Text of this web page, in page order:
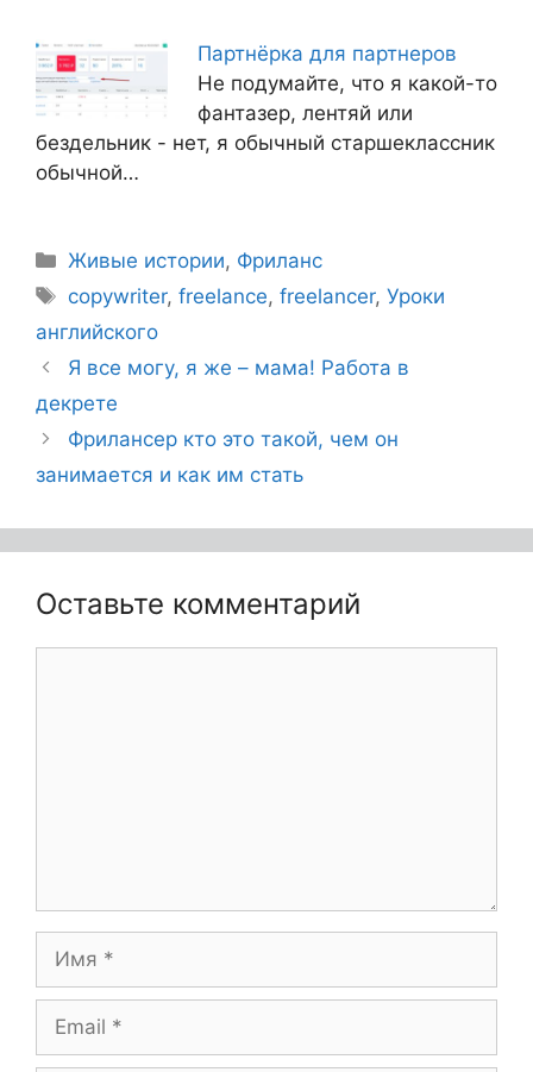
Партнёрка для партнеров
Не подумайте, что я какой-то
фантазер, лентяй или
бездельник - нет, я обычный старшеклассник
обычной…
Живые истории, Фриланс
copywriter,freelance,freelancer,Уроки
английского
Я все могу, я же – мама! Работа в
декрете
Фрилансер кто это такой, чем он
занимается и как им стать
Оставьте комментарий